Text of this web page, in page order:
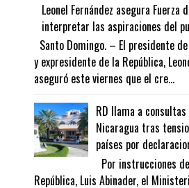
Leonel Fernández asegura Fuerza
interpretar las aspiraciones del
Santo Domingo. – El presidente
y expresidente de la República,
aseguró este viernes que el cre...
RD llama a
Nicaragua tras
países por
Por instrucciones
República, Luis Abinader, el